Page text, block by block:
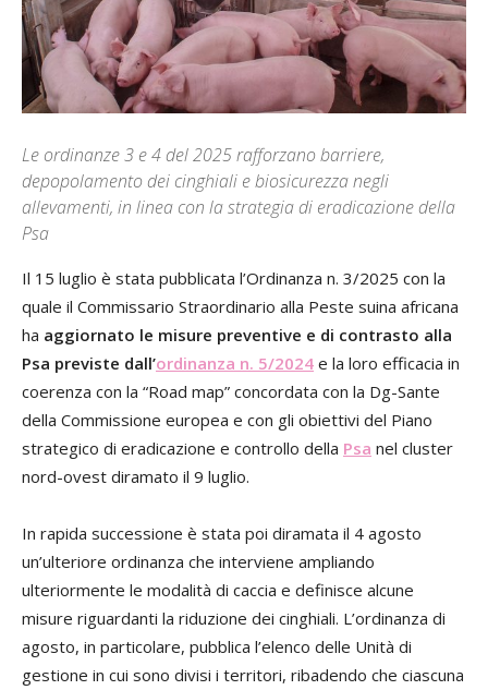
Le ordinanze 3 e 4 del 2025 rafforzano barriere,
depopolamento dei cinghiali e biosicurezza negli
allevamenti, in linea con la strategia di eradicazione della
Psa
Il 15 luglio è stata pubblicata l’Ordinanza n. 3/2025 con la
quale il Commissario Straordinario alla Peste suina africana
ha aggiornato le misure preventive e di contrasto alla
Psa previste dall’ordinanza n. 5/2024 e la loro efficacia in
coerenza con la “Road map” concordata con la Dg-Sante
della Commissione europea e con gli obiettivi del Piano
strategico di eradicazione e controllo della Psa nel cluster
nord-ovest diramato il 9 luglio.
In rapida successione è stata poi diramata il 4 agosto
un’ulteriore ordinanza che interviene ampliando
ulteriormente le modalità di caccia e definisce alcune
misure riguardanti la riduzione dei cinghiali. L’ordinanza di
agosto, in particolare, pubblica l’elenco delle Unità di
gestione in cui sono divisi i territori, ribadendo che ciascuna